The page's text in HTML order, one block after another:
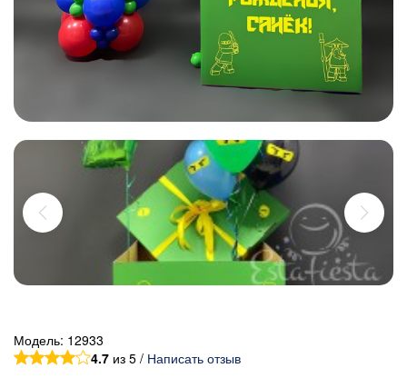
Модель: 12933
4.7 из 5 / Написать отзыв